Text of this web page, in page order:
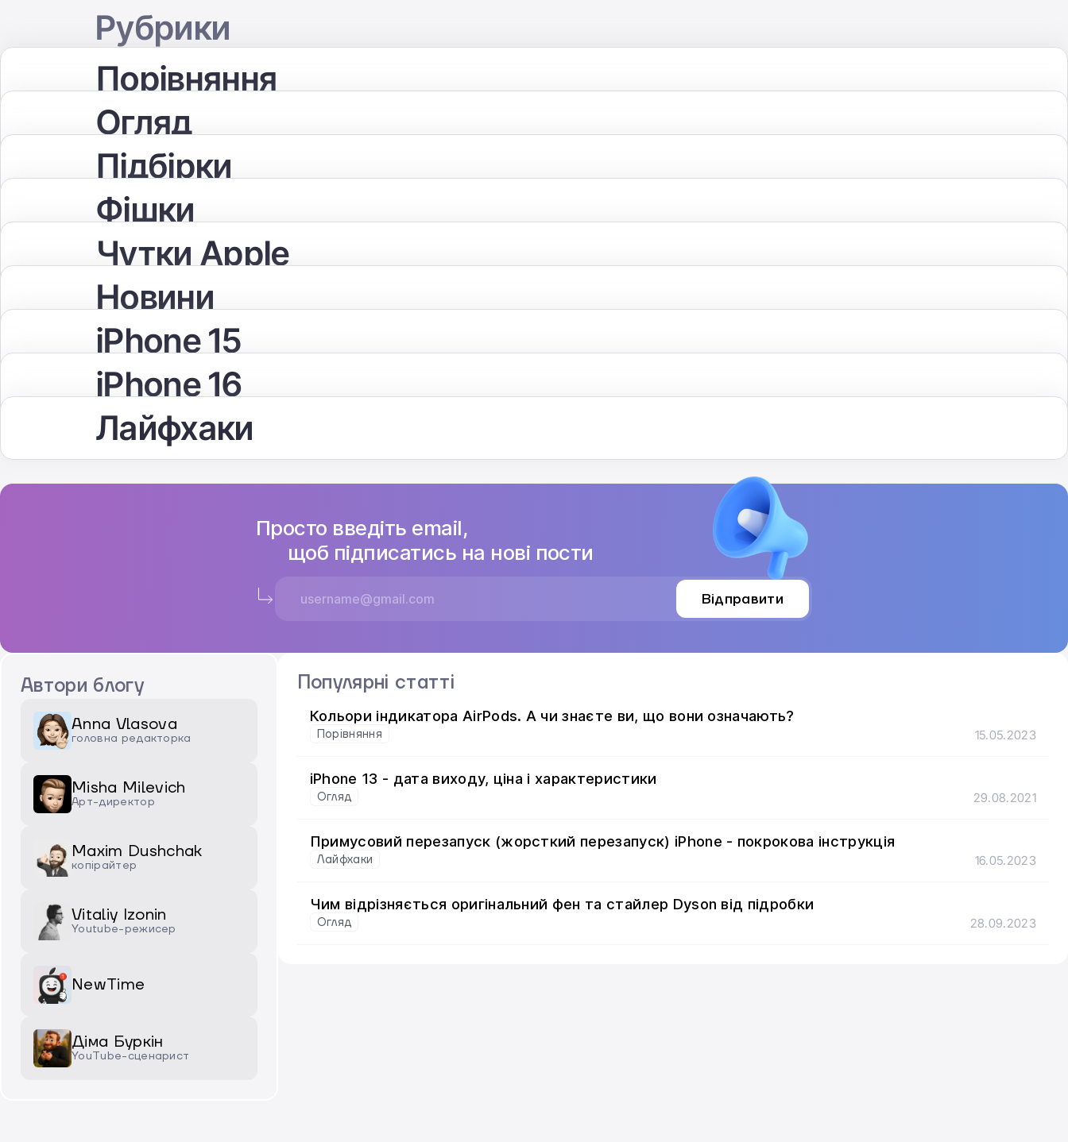
Рубрики
Порівняння
Огляд
Підбірки
Фішки
Чутки Apple
Новини
iPhone 15
iPhone 16
Лайфхаки
Просто введіть email,
щоб підписатись на нові пости
Відправити
Автори блогу
Anna Vlasova
головна редакторка
Misha Milevich
Арт-директор
Maxim Dushchak
копірайтер
Vitaliy Izonin
Youtube-режисер
NewTime
Діма Буркін
YouTube-сценарист
Популярні статті
Кольори індикатора AirPods. А чи знаєте ви, що вони означають?
Порівняння 15.05.2023
iPhone 13 - дата виходу, ціна і характеристики
Огляд 29.08.2021
Примусовий перезапуск (жорсткий перезапуск) iPhone - покрокова інструкція
Лайфхаки 16.05.2023
Чим відрізняється оригінальний фен та стайлер Dyson від підробки
Огляд 28.09.2023